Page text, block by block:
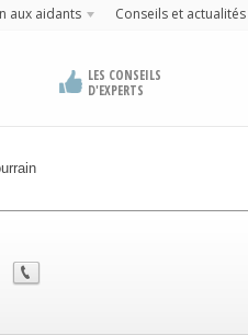
aux aidants Conseils et actualités
LES CONSEILS
D'EXPERTS